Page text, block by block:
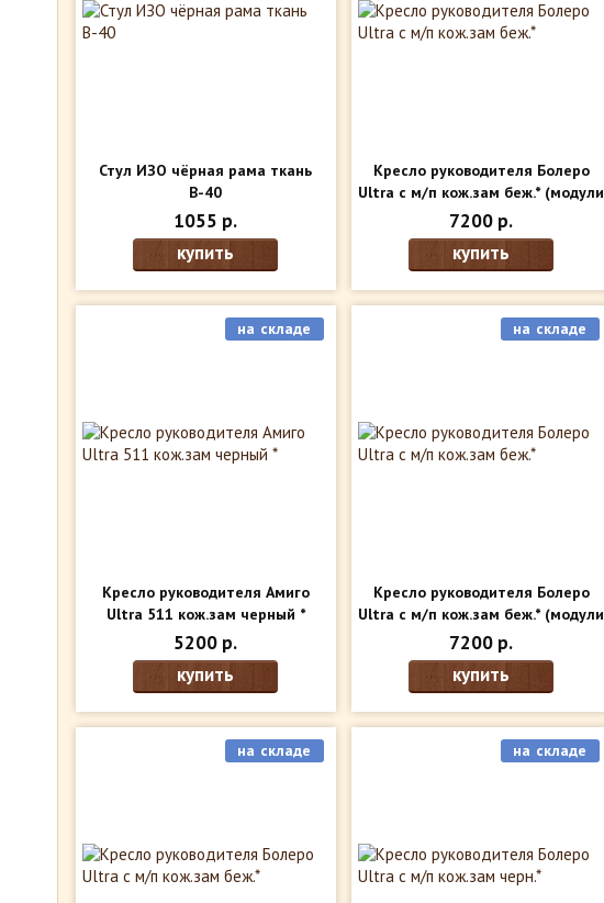
Стул ИЗО чёрная рама ткань
В-40
1055 р.
купить
Кресло руководителя Болеро
Ultra с м/п кож.зам беж.*(модули
внутри)
7200 р.
купить
Кресло руководителя Амиго
Ultra 511 кож.зам черный *
(модули внутри)
на складе
5200 р.
купить
Кресло руководителя Болеро
Ultra с м/п кож.зам беж.*(модули
внутри)
на складе
7200 р.
купить
на складе на складе